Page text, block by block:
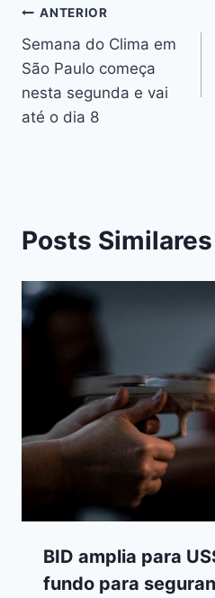
o
o
k
n
g
er
p
Li
n
k
ANTERIOR
Semana do Clima em
São Paulo começa
nesta segunda e vai
até o dia 8
Posts Similares
BID amplia para
fundo para